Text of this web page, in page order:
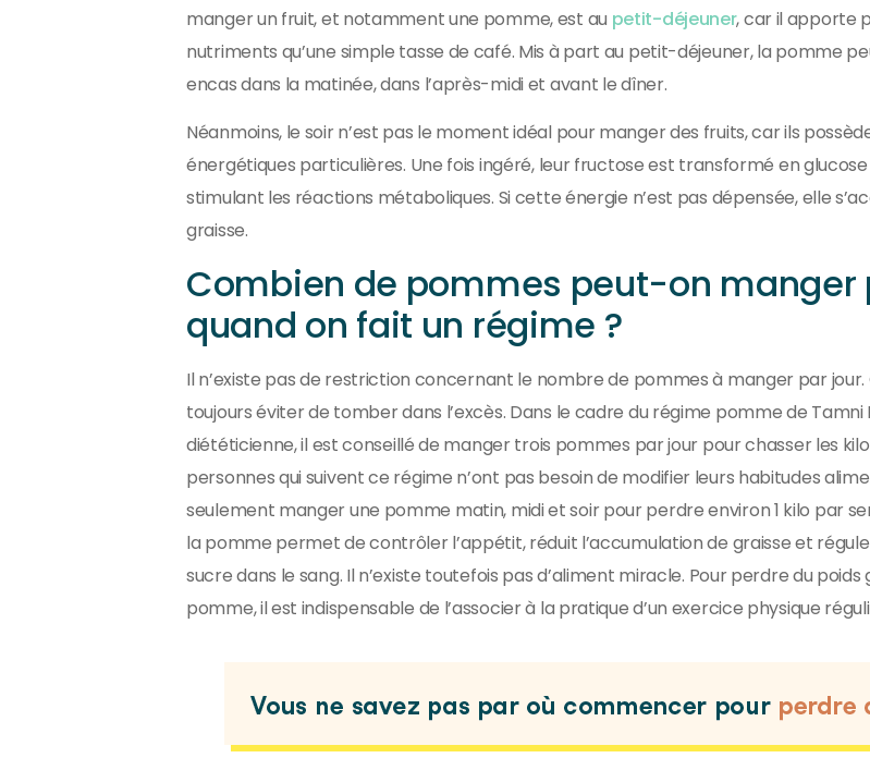
manger un fruit, et notamment une pomme, est au petit-déjeuner, car il apporte
nutriments qu’une simple tasse de café. Mis à part au petit-déjeuner, la pomme
encas dans la matinée, dans l’après-midi et avant le dîner.
Néanmoins, le soir n’est pas le moment idéal pour manger des fruits, car ils
énergétiques particulières. Une fois ingéré, leur fructose est transformé en
stimulant les réactions métaboliques. Si cette énergie n’est pas dépensée, elle
graisse.
Combien de pommes peut-on manger
quand on fait un régime ?
Il n’existe pas de restriction concernant le nombre de pommes à manger par
toujours éviter de tomber dans l’excès. Dans le cadre du régime pomme de Tamni
diététicienne, il est conseillé de manger trois pommes par jour pour chasser les
personnes qui suivent ce régime n’ont pas besoin de modifier leurs habitudes
seulement manger une pomme matin, midi et soir pour perdre environ 1 kilo par
la pomme permet de contrôler l’appétit, réduit l’accumulation de graisse et
sucre dans le sang. Il n’existe toutefois pas d’aliment miracle. Pour perdre du
pomme, il est indispensable de l’associer à la pratique d’un exercice physique